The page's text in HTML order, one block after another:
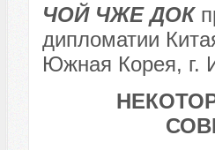
ЧОЙ ЧЖЕ ДОК
дипломатии
Южная Корея, г.